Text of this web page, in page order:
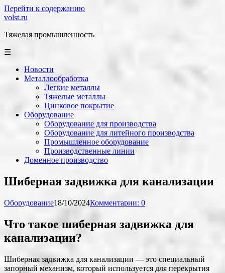
Перейти к содержанию
volst.ru
Тяжелая промышленность
☰
Новости
Металлообработка
Легкие металлы
Тяжелые металлы
Цинковое покрытие
Оборудование
Оборудование для производства
Оборудование для литейного производства
Промышленное оборудование
Производственные линии
Доменное производство
Шиберная задвижка для канализации
Оборудование18/10/2024Комментарии: 0
Что такое шиберная задвижка для
канализации?
Шиберная задвижка для канализации — это специальный
запорный механизм, который используется для перекрытия